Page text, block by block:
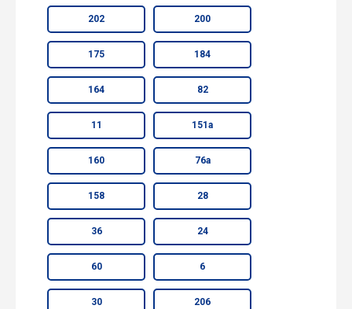
202 200
175 184
164 82
11 151а
160 76а
158 28
36 24
60 6
30 206